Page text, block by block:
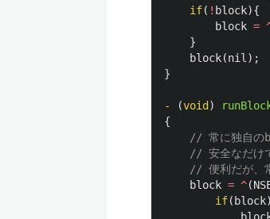
if( ! block){
block =
}
block(nil );
}
- (void )
{
// 常に独自の
// 安全なだけ
// 便利だが、
block = ^(
if( block